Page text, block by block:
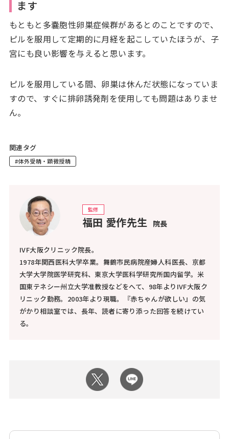
ます
もともと多嚢胞性卵巣症候群があるとのことですので、
ピルを服用して定期的に月経を起こしていたほうが、子
宮にも良い影響を与えると思います。
ピルを服用している間、卵巣は休んだ状態になっていま
すので、すぐに排卵誘発剤を使用しても問題はありませ
ん。
関連タグ
#体外受精・顕微授精
監修
福田 愛作先生 院長
IVF大阪クリニック院長。
1978年関西医科大学卒業。舞鶴市民病院産婦人科医長、京都
大学大学院医学研究科、東京大学医科学研究所国内留学。米
国東テネシー州立大学准教授などをへて、98年よりIVF大阪ク
リニック勤務。2003年より現職。『赤ちゃんが欲しい』の気
がかり相談室では、長年、読者に寄り添った回答を続けてい
る。